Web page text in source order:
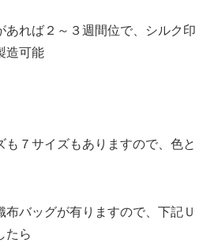
あれば２～３週間位で、シルク印
造可能
７サイズもありますので、色と
布バッグが有りますので、下記Ｕ
たら